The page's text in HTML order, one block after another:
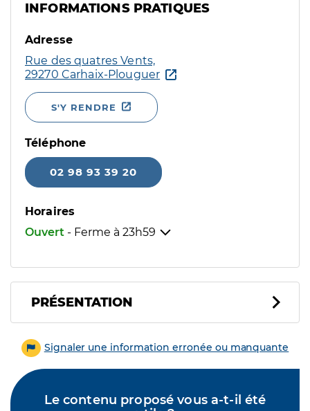
INFORMATIONS PRATIQUES
Adresse
Rue des quatres Vents,
29270 Carhaix-Plouguer
S'Y RENDRE
Téléphone
02 98 93 39 20
Horaires
Ouvert - Ferme à 23h59
PRÉSENTATION
Signaler une information erronée ou manquante
Le contenu proposé vous a-t-il été